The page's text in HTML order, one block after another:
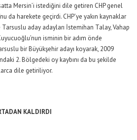
Mersin’i istediğini dile getiren CHP genel
da harekete geçirdi. CHP’ye yakın kaynaklar
aday adayları İstemihan Talay, Vahap
isminin bir adım önde
bir Büyükşehir adayı koyarak, 2009
2. Bölgedeki oy kaybını da bu şekilde
dile getiriliyor.
KALDIRDI